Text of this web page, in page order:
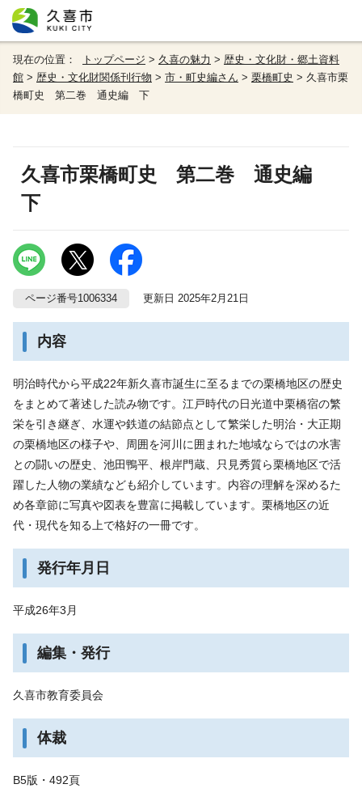
現在の位置： トップページ > 久喜の魅力 > 歴史・文化財・郷土資料
館 > 歴史・文化財関係刊行物 > 市・町史編さん > 栗橋町史 > 久喜市栗
橋町史 第二巻 通史編 下
久喜市栗橋町史 第二巻 通史編
下
ページ番号1006334 更新日 2025年2月21日
内容
明治時代から平成22年新久喜市誕生に至るまでの栗橋地区の歴史
をまとめて著述した読み物です。江戸時代の日光道中栗橋宿の繁
栄を引き継ぎ、水運や鉄道の結節点として繁栄した明治・大正期
の栗橋地区の様子や、周囲を河川に囲まれた地域ならではの水害
との闘いの歴史、池田鴨平、根岸門蔵、只見秀質ら栗橋地区で活
躍した人物の業績なども紹介しています。内容の理解を深めるた
め各章節に写真や図表を豊富に掲載しています。栗橋地区の近
代・現代を知る上で格好の一冊です。
発行年月日
平成26年3月
編集・発行
久喜市教育委員会
体裁
B5版・492頁